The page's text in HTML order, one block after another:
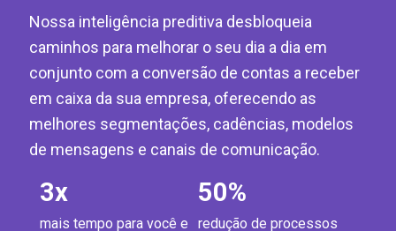
Nossa inteligência preditiva desbloqueia
caminhos para melhorar o seu dia a dia em
conjunto com a conversão de contas a receber
em caixa da sua empresa, oferecendo as
melhores segmentações, cadências, modelos
de mensagens e canais de comunicação.
3x
mais tempo para você e
50%
redução de processos